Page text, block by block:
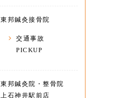
東邦鍼灸接骨院
交通事故
PICKUP
東邦鍼灸院・整骨院
上石神井駅前店